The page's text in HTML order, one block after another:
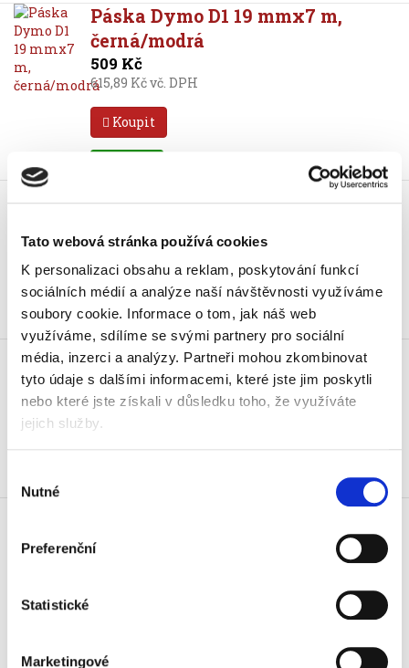
Tato webová stránka používá cookies
K personalizaci obsahu a reklam, poskytování funkcí
sociálních médií a analýze naší návštěvnosti využíváme
soubory cookie. Informace o tom, jak náš web
využíváme, sdílíme se svými partnery pro sociální
média, inzerci a analýzy. Partneři mohou zkombinovat
tyto údaje s dalšími informacemi, které jste jim poskytli
nebo které jste získali v důsledku toho, že využíváte
jejich služby.
souhlasu
Nutné
Preferenční
Statistické
Marketingové
Páska Dymo D1 19 mmx7 m,
černá/modrá
509 Kč
615,89 Kč vč. DPH
Koupit
Páska Dymo D1 19 mmx7 m,
509 Kč
Koupit
Páska Dymo Pocket 12 mm x 7 m,
modrá/bílá
395 Kč
477,95 Kč vč. DPH
385 Kč
Skladem